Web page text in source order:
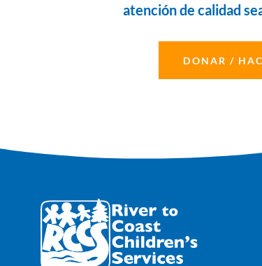
atención de calidad
DONAR /